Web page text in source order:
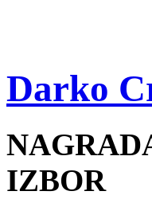
Darko
IZBOR